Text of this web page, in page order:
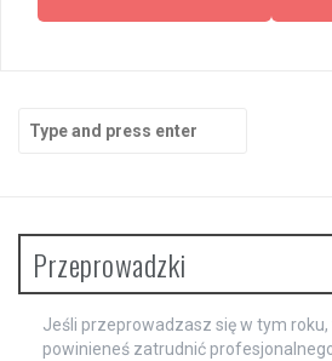
for:
Przeprowadzki
Jeśli przeprowadzasz się w tym
powinieneś zatrudnić